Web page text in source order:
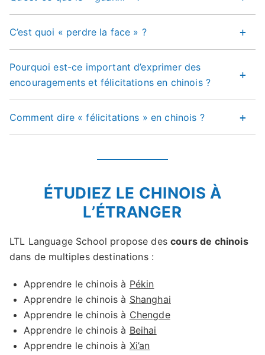
C’est quoi « perdre la face » ?
Pourquoi est-ce important d’exprimer des
encouragements et félicitations en chinois ?
Comment dire « félicitations » en chinois ?
ÉTUDIEZ LE CHINOIS À
L’ÉTRANGER
LTL Language School propose descours de chinois
dans de multiples destinations :
Apprendre le chinois à Pékin
Apprendre le chinois à Shanghai
Apprendre le chinois à Chengde
Apprendre le chinois à Beihai
Apprendre le chinois à Xi’an